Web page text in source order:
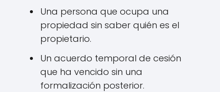
Una persona que ocupa una
propiedad sin saber quién es el
propietario.
Un acuerdo temporal de cesión
que ha vencido sin una
formalización posterior.